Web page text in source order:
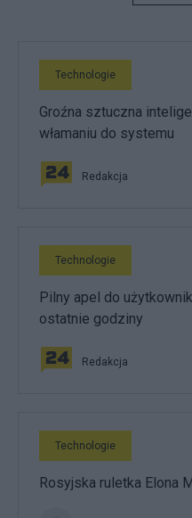
Technologie
Groźna sztuczna
włamaniu do systemu
Redakcja
Technologie
Pilny apel do
ostatnie godziny
Redakcja
Technologie
Rosyjska ruletka Elona